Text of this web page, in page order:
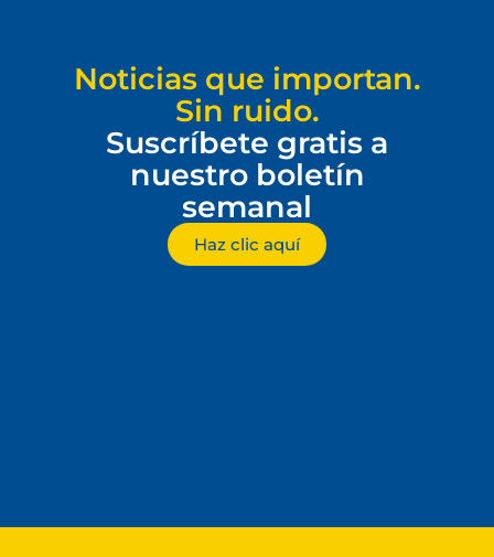
Noticias que importan.
Sin ruido.
Suscríbete gratis a
nuestro boletín
semanal
Haz clic aquí